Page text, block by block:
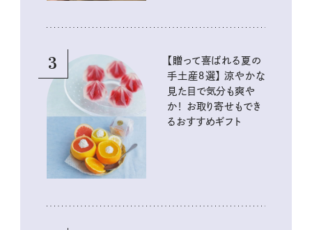
3
【贈って喜ばれる夏の
手土産８選】 涼やかな
見た目で気分も爽や
か！ お取り寄せもでき
るおすすめギフト